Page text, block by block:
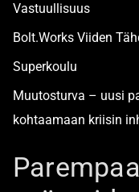
Vastuullisuus
Bolt.Works Viiden
Superkoulu
Muutosturva – uusi
kohtaamaan kriisin